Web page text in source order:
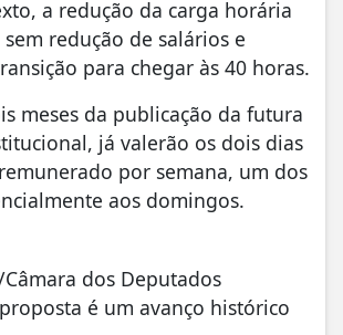
a redução da carga horária
redução de salários e
para chegar às 40 horas.
meses da publicação da futura
já valerão os dois dias
por semana, um dos
aos domingos.
dos Deputados
é um avanço histórico